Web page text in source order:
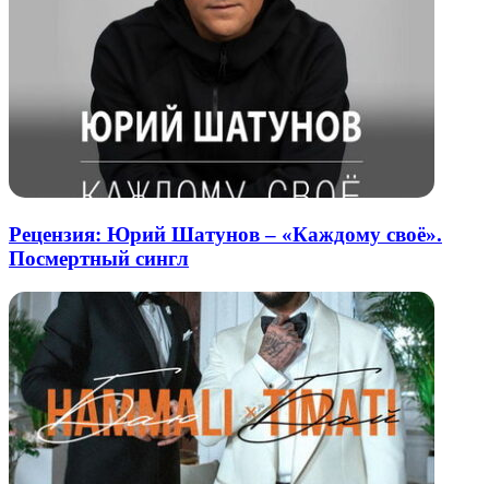
Рецензия: Юрий Шатунов – «Каждому своё».
Посмертный сингл